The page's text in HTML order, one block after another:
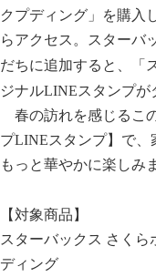
クプディング」を購入
らアクセス。スターバ
だちに追加すると、
ジナルLINEスタンプが
春の訪れを感じるこ
プLINEスタンプ】で、
もっと華やかに楽しみ
【対象商品】
スターバックス さく
ディング